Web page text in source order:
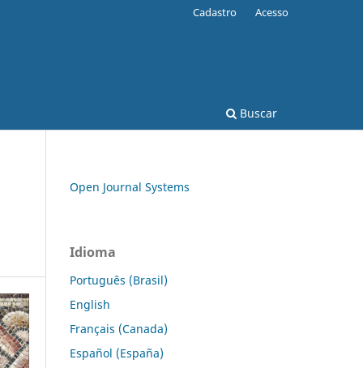
Buscar
Cadastro Acesso
Open Journal Systems
Idioma
Português (Brasil)
English
Français (Canada)
Español (España)